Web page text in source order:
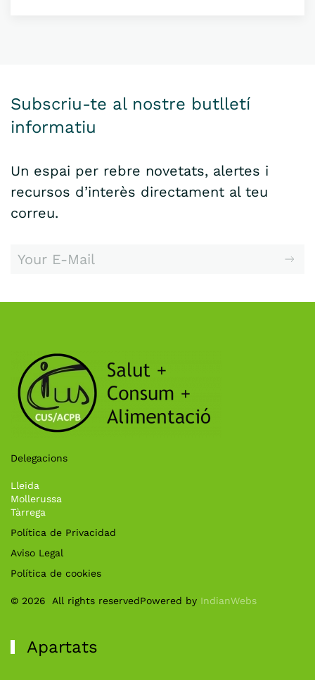
Subscriu-te al nostre butlletí
informatiu
Un espai per rebre novetats, alertes i
recursos d’interès directament al teu
correu.
Delegacions
Lleida
Mollerussa
Tàrrega
Política de Privacidad
Aviso Legal
Política de cookies
© 2026 All rights reservedPowered by IndianWebs
Apartats